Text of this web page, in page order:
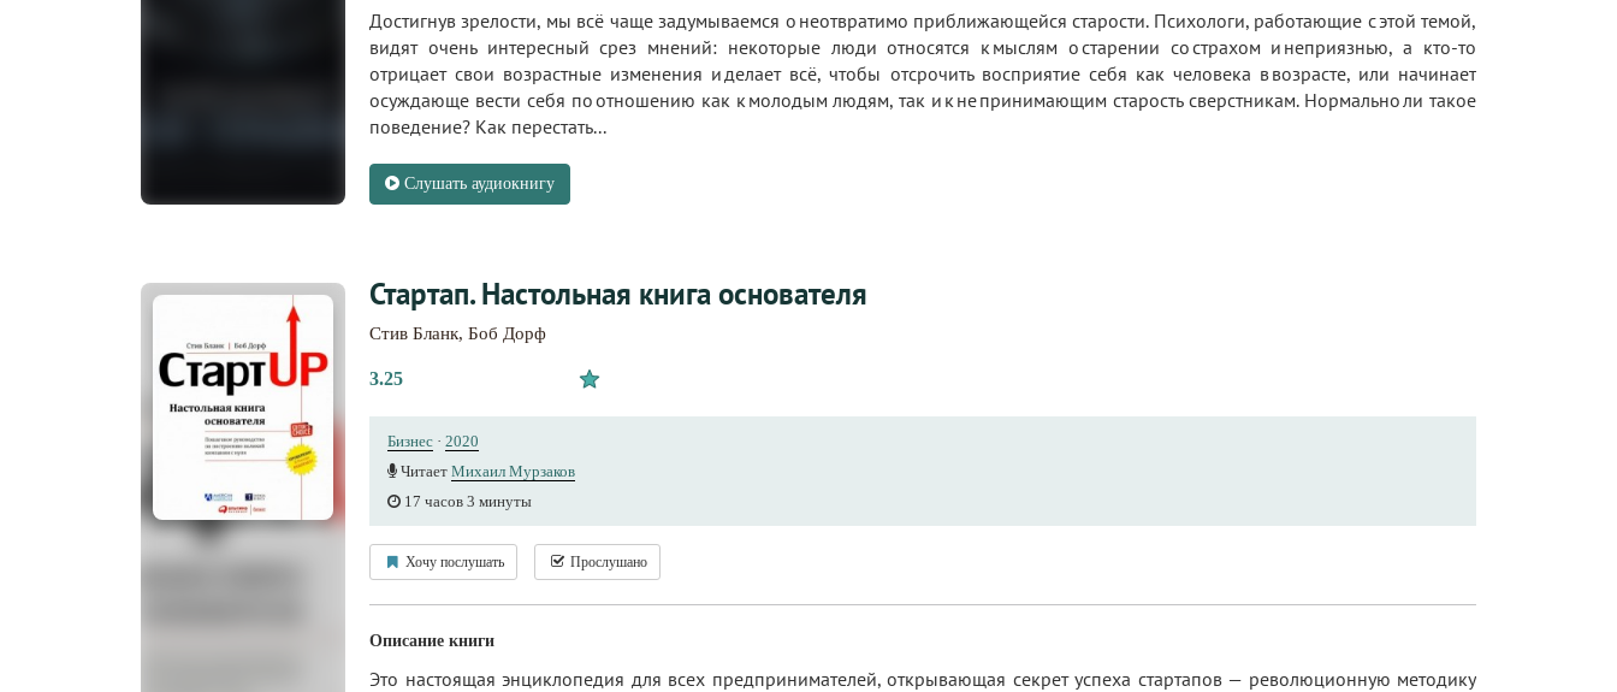
Достигнув зрелости, мы всё чаще задумываемся о неотвратимо приближающейся старости. Психологи, работающие с этой темой,
видят очень интересный срез мнений: некоторые люди относятся к мыслям о старении со страхом и неприязнью, а кто-то
отрицает свои возрастные изменения и делает всё, чтобы отсрочить восприятие себя как человека в возрасте, или начинает
осуждающе вести себя по отношению как к молодым людям, так и к не принимающим старость сверстникам. Нормально ли такое
поведение? Как перестать...
Слушать аудиокнигу
Стартап. Настольная книга основателя
Стив Бланк, Боб Дорф
3.25
Бизнес · 2020
Читает Михаил Мурзаков
17 часов 3 минуты
Хочу послушать Прослушано
Описание книги
Это настоящая энциклопедия для всех предпринимателей, открывающая секрет успеха стартапов — революционную методику